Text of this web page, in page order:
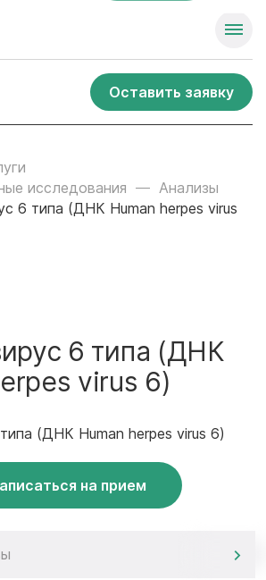
Оставить заявку
исследования
Анализы
6 типа (ДНК Human herpes virus
6 типа (ДНК
virus 6)
(ДНК Human herpes virus 6)
на прием